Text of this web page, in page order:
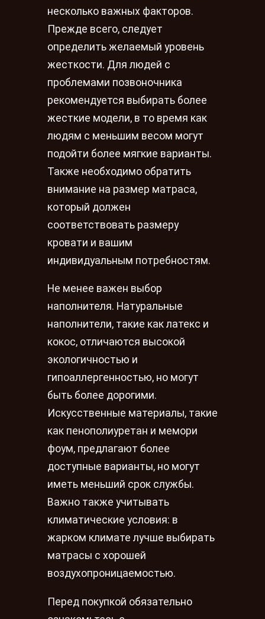
несколько важных факторов.
Прежде всего, следует
определить желаемый уровень
жесткости. Для людей с
проблемами позвоночника
рекомендуется выбирать более
жесткие модели, в то время как
людям с меньшим весом могут
подойти более мягкие варианты.
Также необходимо обратить
внимание на размер матраса,
который должен
соответствовать размеру
кровати и вашим
индивидуальным потребностям.
Не менее важен выбор
наполнителя. Натуральные
наполнители, такие как латекс и
кокос, отличаются высокой
экологичностью и
гипоаллергенностью, но могут
быть более дорогими.
Искусственные материалы, такие
как пенополиуретан и мемори
фоум, предлагают более
доступные варианты, но могут
иметь меньший срок службы.
Важно также учитывать
климатические условия: в
жарком климате лучше выбирать
матрасы с хорошей
воздухопроницаемостью.
Перед покупкой обязательно